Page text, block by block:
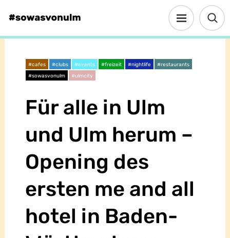
#cafes #clubs #events #freizeit #nightlife
#restaurants
#sowasvonulm
#ulmcity
Für alle in Ulm
und Ulm herum –
Opening des
ersten me and all
hotel in Baden-